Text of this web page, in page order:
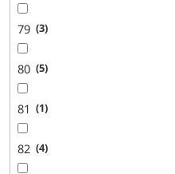
79 3
80 5
81 1
82 4